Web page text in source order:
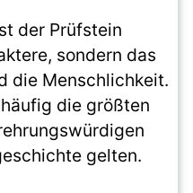
der Prüfstein
sondern das
die Menschlichkeit.
die größten
gelten.